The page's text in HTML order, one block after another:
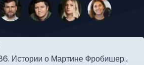
Выпуск №186. Истории о Мартине Фробишере, музыкальном клубе и английском луке